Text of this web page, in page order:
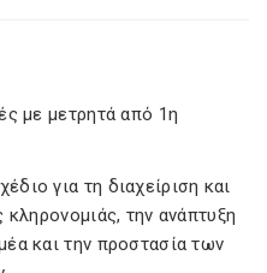
με μετρητά από 1η
για τη διαχείριση και
κληρονομιάς, την ανάπτυξη
και την προστασία των